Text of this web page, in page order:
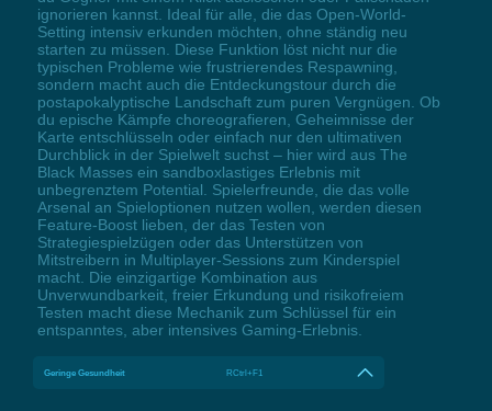
ignorieren kannst. Ideal für alle, die das Open-World-
Setting intensiv erkunden möchten, ohne ständig neu
starten zu müssen. Diese Funktion löst nicht nur die
typischen Probleme wie frustrierendes Respawning,
sondern macht auch die Entdeckungstour durch die
postapokalyptische Landschaft zum puren Vergnügen. Ob
du epische Kämpfe choreografieren, Geheimnisse der
Karte entschlüsseln oder einfach nur den ultimativen
Durchblick in der Spielwelt suchst – hier wird aus The
Black Masses ein sandboxlastiges Erlebnis mit
unbegrenztem Potential. Spielerfreunde, die das volle
Arsenal an Spieloptionen nutzen wollen, werden diesen
Feature-Boost lieben, der das Testen von
Strategiespielzügen oder das Unterstützen von
Mitstreibern in Multiplayer-Sessions zum Kinderspiel
macht. Die einzigartige Kombination aus
Unverwundbarkeit, freier Erkundung und risikofreiem
Testen macht diese Mechanik zum Schlüssel für ein
entspanntes, aber intensives Gaming-Erlebnis.
Geringe Gesundheit RCtrl+F1